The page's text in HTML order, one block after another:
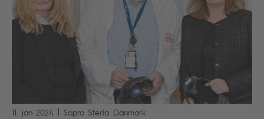
11. jan 2024 | Sopra Steria Danmark